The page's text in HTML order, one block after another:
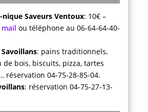
nique Saveurs Ventoux: 10€ –
mail ou téléphone au 06-64-64-40-
: pains traditionnels,
de bois, biscuits, pizza, tartes
réservation 04-75-28-85-04.
: réservation 04-75-27-13-